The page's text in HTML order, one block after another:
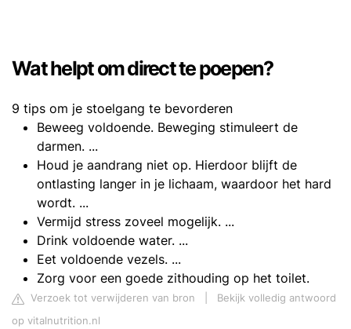
Wat helpt om direct te poepen?
9 tips om je stoelgang te bevorderen
Beweeg voldoende. Beweging stimuleert de
darmen. ...
Houd je aandrang niet op. Hierdoor blijft de
ontlasting langer in je lichaam, waardoor het hard
wordt. ...
Vermijd stress zoveel mogelijk. ...
Drink voldoende water. ...
Eet voldoende vezels. ...
Zorg voor een goede zithouding op het toilet.
Verzoek tot verwijderen van bron
Bekijk volledig antwoord
op vitalnutrition.nl